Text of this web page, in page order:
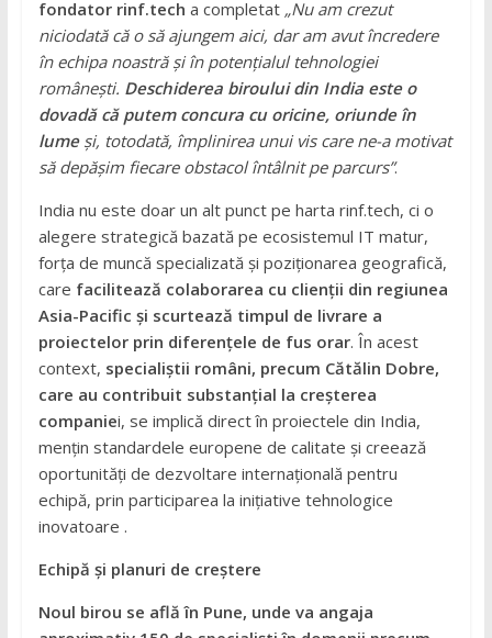
fondator rinf.tech a completat „Nu am crezut
niciodată că o să ajungem aici, dar am avut încredere
în echipa noastră și în potențialul tehnologiei
românești. Deschiderea biroului din India este o
dovadă că putem concura cu oricine, oriunde în
lumeși, totodată, împlinirea unui vis care ne-a motivat
să depășim fiecare obstacol întâlnit pe parcurs”.
India nu este doar un alt punct pe harta rinf.tech, ci o
alegere strategică bazată pe ecosistemul IT matur,
forța de muncă specializată și poziționarea geografică,
care facilitează colaborarea cu clienții din regiunea
Asia-Pacific și scurtează timpul de livrare a
proiectelor prin diferențele de fus orar. În acest
context, specialiștii români, precum Cătălin Dobre,
care au contribuit substanțial la creșterea
companiei, se implică direct în proiectele din India,
mențin standardele europene de calitate și creează
oportunități de dezvoltare internațională pentru
echipă, prin participarea la inițiative tehnologice
inovatoare .
Echipă și planuri de creștere
Noul birou se află în Pune, unde va angaja